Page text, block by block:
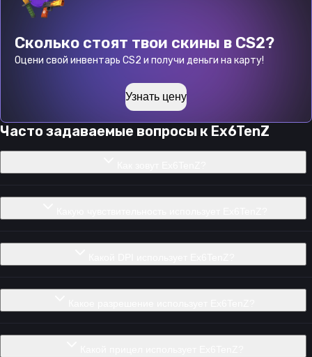
Сколько стоят твои скины в CS2?
Оцени свой инвентарь CS2 и получи деньги на карту!
Узнать цену
Часто задаваемые вопросы к Ex6TenZ